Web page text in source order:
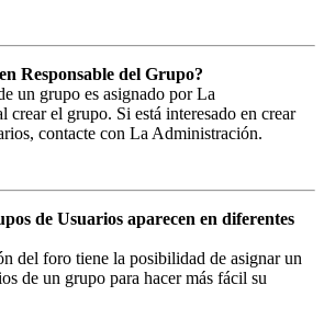
Responsable del Grupo?
un grupo es asignado por La
crear el grupo. Si está interesado en crear
contacte con La Administración.
de Usuarios aparecen en diferentes
del foro tiene la posibilidad de asignar un
de un grupo para hacer más fácil su